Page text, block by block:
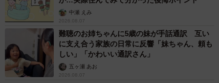
中瀬 えみ
2026.08.07
難聴のお姉ちゃんに5歳の妹が手話通訳 互い
に支え合う家族の日常に反響「妹ちゃん、頼も
しい」「かわいい通訳さん」
五ヶ瀬 あお
2026.08.07